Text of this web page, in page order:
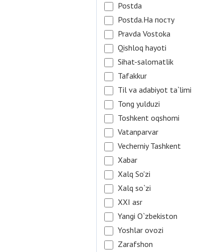
Postda
Postda.На посту
Pravda Vostoka
Qishloq hayoti
Sihat-salomatlik
Tafakkur
Til va adabiyot ta`limi
Tong yulduzi
Toshkent oqshomi
Vatanparvar
Vecherniy Tashkent
Xabar
Xalq So'zi
Xalq so`zi
XXI asr
Yangi O`zbekiston
Yoshlar ovozi
Zarafshon